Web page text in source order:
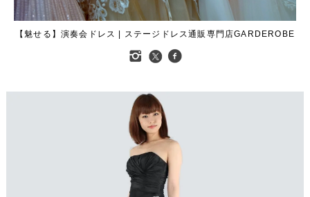
【魅せる】演奏会ドレス | ステージドレス通販専門店GARDEROBE